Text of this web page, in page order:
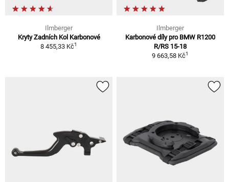
Ilmberger
Kryty Zadních Kol Karbonové
8 455,33 Kč1
Ilmberger
Karbonové díly pro BMW R1200
R/RS 15-18
9 663,58 Kč1